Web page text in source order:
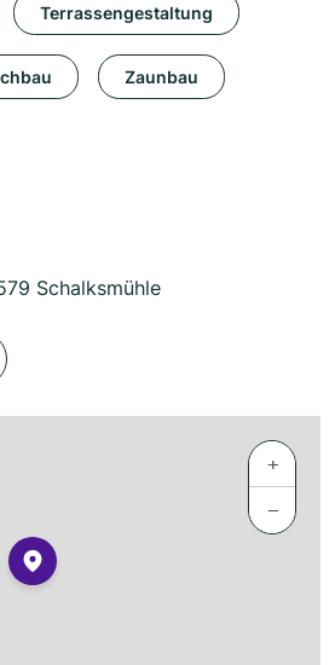
Terrassengestaltung
Zaunbau
Schalksmühle
+
−